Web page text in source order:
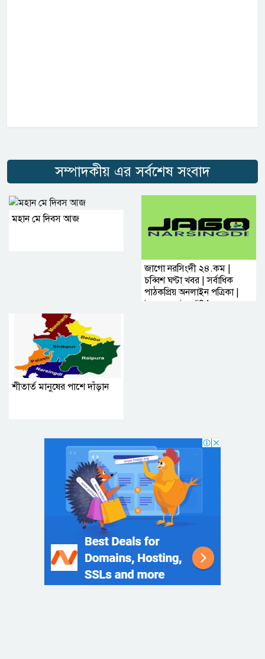
সম্পাদকীয় এর সর্বশেষ সংবাদ
মহান মে দিবস আজ
জাগো নরসিংদী ২৪.কম |
চব্বিশ ঘণ্টা খবর | সর্বাধিক
পাঠকপ্রিয় অনলাইন পত্রিকা |
jagonarsingdi24.com
শীতার্ত মানুষের পাশে দাঁড়ান